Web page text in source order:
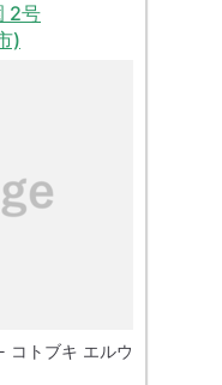
2号
)
コトブキ エルウ